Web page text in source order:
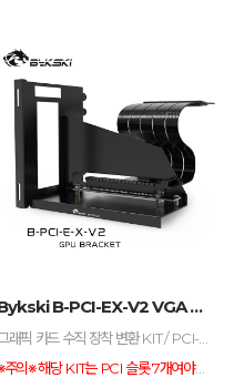
Bykski B-PCI-EX-V2 VGA 세로장착 ...
그래픽 카드 수직 장착 변환 KIT / PCI-E 3.0 전용 / 전용 라이저 케이블 포함
※주의※ 해당 KIT는 PCI 슬롯 7개여야하며, 가로줄이 없는 제품이여야 설치 가능합니다.(제품 정보 참고), PCI-E 3.0 전용이며, PCI-E 4.0으로 동작시 동작이 되지 않습니다.